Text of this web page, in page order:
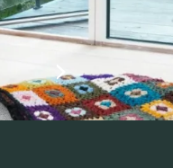
accéder
en
notre site Web.